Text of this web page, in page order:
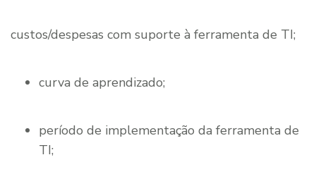
custos/despesas com suporte à ferramenta de TI;
curva de aprendizado;
período de implementação da ferramenta de
TI;